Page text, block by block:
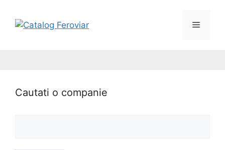
Cautati o companie